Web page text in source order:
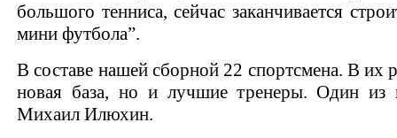
большого тенниса, сейчас заканчивается
мини футбола”.
В составе нашей сборной 22 спортсмена. В их
новая база, но и лучшие тренеры. Один из
Михаил Илюхин.